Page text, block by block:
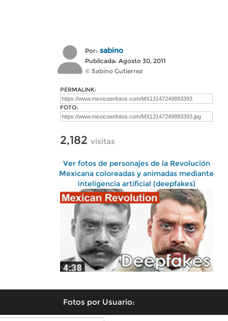
Por: sabino
Publicada: Agosto 30, 2011
© Sabino Gutierrez
PERMALINK:
FOTO:
2,182 visitas
Ver fotos de personajes de la Revolución
Mexicana coloreadas y animadas mediante
inteligencia artificial (deepfakes)
Fotos por Usuario: